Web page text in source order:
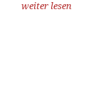
weiter lesen